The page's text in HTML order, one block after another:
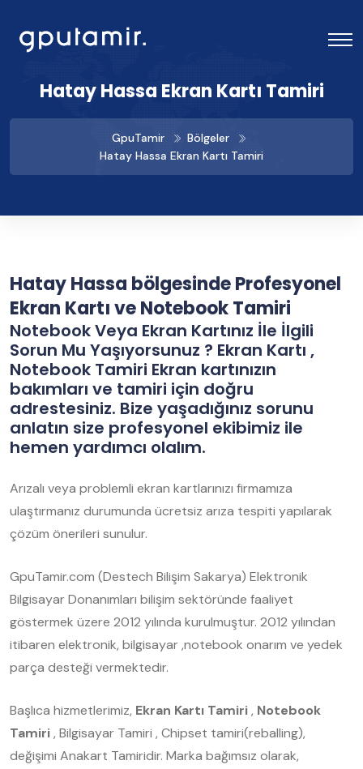
Hatay Hassa Ekran Kartı Tamiri
GpuTamir
Bölgeler
Hatay Hassa Ekran Kartı Tamiri
Hatay Hassa bölgesinde Profesyonel
Ekran Kartı ve Notebook Tamiri
Notebook Veya Ekran Kartınız İle İlgili
Sorun Mu Yaşıyorsunuz ? Ekran Kartı ,
Notebook Tamiri Ekran kartınızın
bakımları ve tamiri için doğru
adrestesiniz. Bize yaşadığınız sorunu
anlatın size profesyonel ekibimiz ile
hemen yardımcı olalım.
Arızalı veya problemli ekran kartlarınızı firmamıza
ulaştırmanız durumunda ücretsiz arıza tespiti yapılarak
çözüm önerileri sunulur.
GpuTamir.com (Destech Bilişim Sakarya) Elektronik
Bilgisayar Donanımları bilişim sektöründe faaliyet
göstermek üzere 2012 yılında kurulmuştur. 2012 yılından
itibaren elektronik, bilgisayar ,notebook onarım ve yedek
parça desteği vermektedir.
Başlıca hizmetlerimiz, Ekran Kartı Tamiri, Notebook
Tamiri, Bilgisayar Tamiri , Chipset tamiri(reballing),
değişimi Anakart Tamiridir. Marka bağımsız olarak,